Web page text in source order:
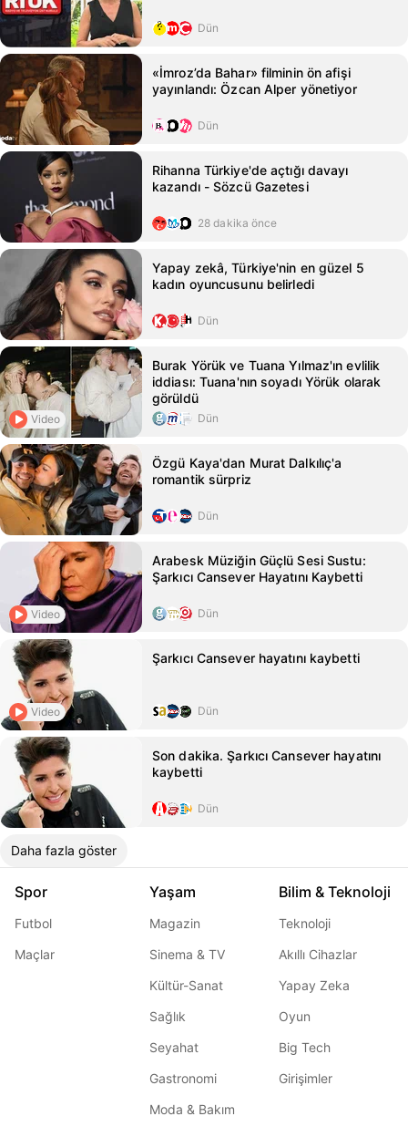
Dün
«İmroz’da Bahar» filminin ön afişi
yayınlandı: Özcan Alper yönetiyor
Dün
Rihanna Türkiye'de açtığı davayı
kazandı - Sözcü Gazetesi
28 dakika önce
Yapay zekâ, Türkiye'nin en güzel 5
kadın oyuncusunu belirledi
Dün
Video
Burak Yörük ve Tuana Yılmaz'ın evlilik
iddiası: Tuana'nın soyadı Yörük olarak
görüldü
Dün
Özgü Kaya'dan Murat Dalkılıç'a
romantik sürpriz
Dün
Video
Arabesk Müziğin Güçlü Sesi Sustu:
Şarkıcı Cansever Hayatını Kaybetti
Dün
Video
Şarkıcı Cansever hayatını kaybetti
Dün
Son dakika. Şarkıcı Cansever hayatını
kaybetti
Dün
Daha fazla göster
Spor
Futbol
Maçlar
Yaşam
Magazin
Sinema & TV
Kültür-Sanat
Sağlık
Seyahat
Gastronomi
Moda & Bakım
Bilim & Teknoloji
Teknoloji
Akıllı Cihazlar
Yapay Zeka
Oyun
Big Tech
Girişimler